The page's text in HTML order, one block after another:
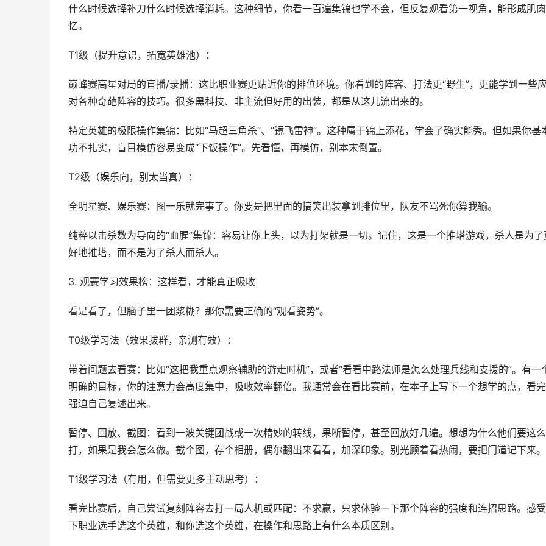
什么时候选择补刀什么时候选择消耗。这种细节，你看一百遍集锦也学不会，但反复观看第一视角，能形成肌
忆。
T1级（提升意识，拓宽英雄池）：
巅峰赛高星对局的直播/录播：这比职业赛更贴近你的排位环境。你看到的阵容、打法更“野生”，更能学到一些应
对各种奇葩阵容的技巧。很多黑科技、非主流但好用的出装，都是从这儿流出来的。
特定英雄的极限操作集锦：比如“马超三角杀”、“镜飞雷神”。这种属于锦上添花，学会了确实能秀。但如果你基
功不扎实，盲目模仿容易变成“下饭操作”。先看懂，再模仿，别本末倒置。
T2级（娱乐向，别太当真）：
全明星赛、娱乐赛：图一乐就完事了。你要是把里面的搞笑出装拿到排位里，队友不骂死你算我输。
纯粹以击杀数为导向的“血腥”集锦：容易让你上头，以为打架就是一切。记住，这是一个推塔游戏，杀人是为了
好地推塔，而不是为了杀人而杀人。
3. 观赛学习效果榜：这样看，才能真正吸收
看是看了，但脑子里一团浆糊？那你需要正确的“观看姿势”。
T0级学习法（效果拔群，亲测有效）：
带着问题去看赛：比如“这把我重点观察辅助的游走时机”，或者“看看中路法师是怎么处理兵线和支援的”。有一
明确的目标，你的注意力会高度集中，吸收效率翻倍。我通常会在看比赛前，在本子上写下一个想学的点，看
强迫自己复述出来。
暂停、回放、截图：看到一波关键团战或一次精妙的转线，果断暂停，甚至回放好几遍。想想为什么他们要这么
打，如果是我会怎么做。截个图，存个相册，偶尔翻出来看看，加深印象。别光顾着看热闹，要把门道记下来。
T1级学习法（有用，但需要更多主动思考）：
看完比赛后，自己尝试复刻阵容去打一局人机或匹配：不求赢，只求体验一下那个阵容的强度和连招思路。感
下职业选手选这个英雄，和你选这个英雄，在操作和思路上有什么本质区别。